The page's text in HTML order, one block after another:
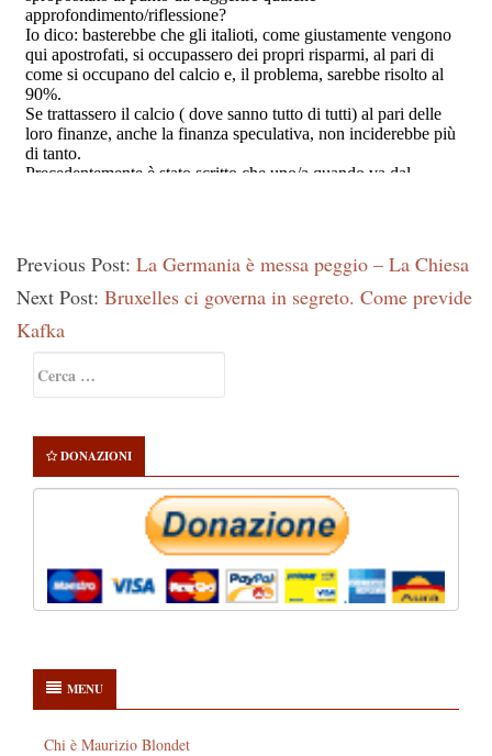
Previous Post: La Germania è messa peggio – La Chiesa
Next Post: Bruxelles ci governa in segreto. Come previde
Kafka
Sidebar
per:
DONAZIONI
MENU
Chi è Maurizio Blondet